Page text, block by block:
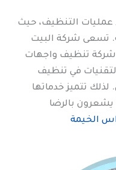
عمليات التنظيف، حيث
تسعى شركة البيت
شركة تنظيف واجهات
في تنظيف
لذلك تتميز خدماتها
يشعرون بالرضا
الخيمة